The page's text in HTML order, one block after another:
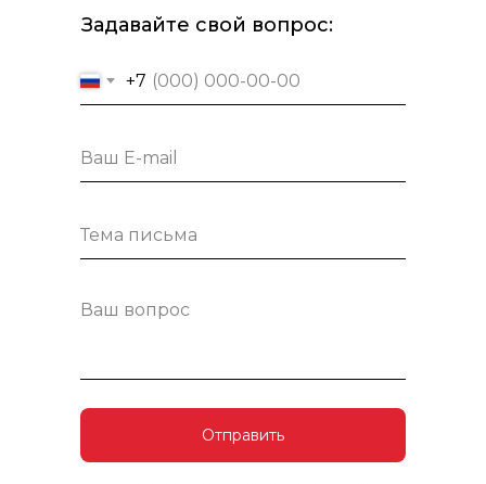
+7
Отправить
Задавайте свой вопрос: